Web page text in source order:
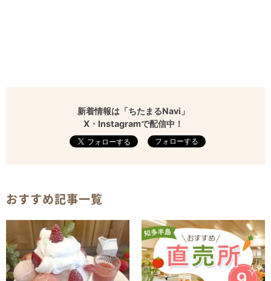
新着情報は「ちたまるNavi」
X・Instagramで配信中！
フォローする
おすすめ記事一覧